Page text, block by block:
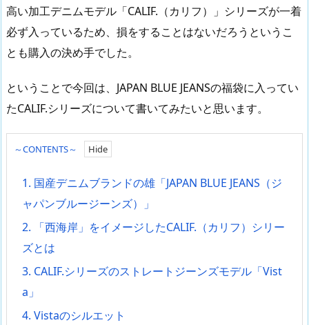
高い加工デニムモデル「CALIF.（カリフ）」シリーズが一着
必ず入っているため、損をすることはないだろうというこ
とも購入の決め手でした。
ということで今回は、JAPAN BLUE JEANSの福袋に入ってい
たCALIF.シリーズについて書いてみたいと思います。
～CONTENTS～
1. 国産デニムブランドの雄「JAPAN BLUE JEANS（ジ
ャパンブルージーンズ）」
2. 「西海岸」をイメージしたCALIF.（カリフ）シリー
ズとは
3. CALIF.シリーズのストレートジーンズモデル「Vist
a」
4. Vistaのシルエット